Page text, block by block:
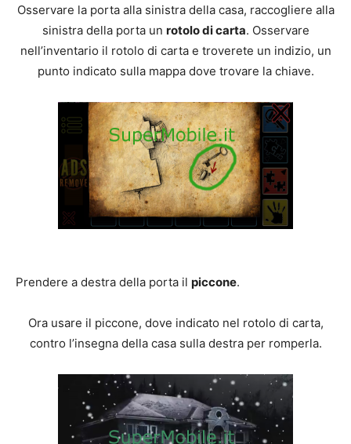
Osservare la porta alla sinistra della casa, raccogliere alla
sinistra della porta un rotolo di carta. Osservare
nell’inventario il rotolo di carta e troverete un indizio, un
punto indicato sulla mappa dove trovare la chiave.
Prendere a destra della porta il piccone.
Ora usare il piccone, dove indicato nel rotolo di carta,
contro l’insegna della casa sulla destra per romperla.